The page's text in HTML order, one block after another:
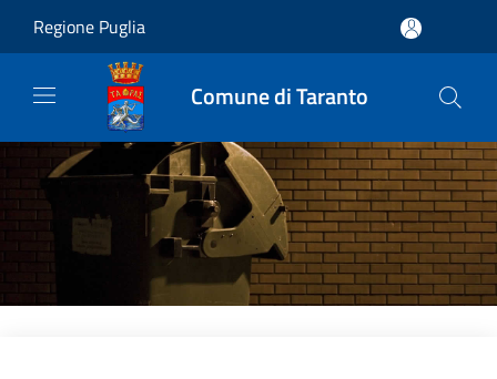
Regione Puglia
Comune di Taranto